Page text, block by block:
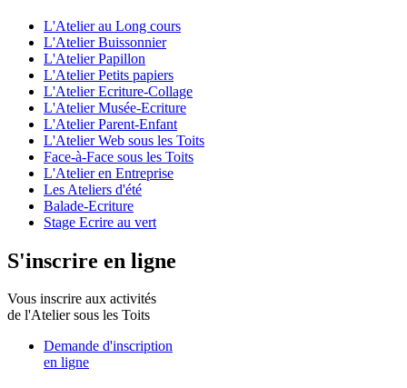
L'Atelier au Long cours
L'Atelier Buissonnier
L'Atelier Papillon
L'Atelier Petits papiers
L'Atelier Ecriture-Collage
L'Atelier Musée-Ecriture
L'Atelier Parent-Enfant
L'Atelier Web sous les Toits
Face-à-Face sous les Toits
L'Atelier en Entreprise
Les Ateliers d'été
Balade-Ecriture
Stage Ecrire au vert
S'inscrire en ligne
Vous inscrire aux activités
de l'Atelier sous les Toits
Demande d'inscription
en ligne